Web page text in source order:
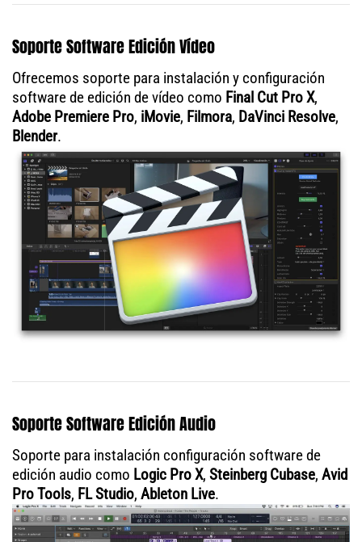
Soporte Software Edición Vídeo
Ofrecemos soporte para instalación y configuración
software de edición de vídeo como Final Cut Pro X,
Adobe Premiere Pro, iMovie, Filmora, DaVinci Resolve,
Blender.
Soporte Software Edición Audio
Soporte para instalación configuración software de
edición audio como Logic Pro X, Steinberg Cubase, Avid
Pro Tools, FL Studio, Ableton Live.